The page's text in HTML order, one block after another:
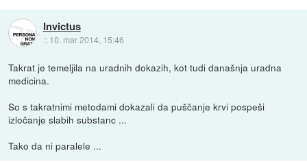
Invictus
:: 10. mar 2014, 15:46
Takrat je temeljila na uradnih dokazih, kot tudi današnja uradna
medicina.
So s takratnimi metodami dokazali da puščanje krvi pospeši
izločanje slabih substanc ...
Tako da ni paralele ...